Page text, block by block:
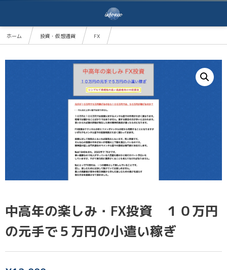
ホーム 投資・仮想通貨
FX
中高年の楽しみ・FX投資 １０万円
の元手で５万円の小遣い稼ぎ